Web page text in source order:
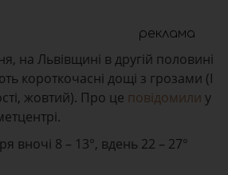
реклама
на Львівщині в другій половині
короткочасні дощі з грозами (І
жовтий). Про це повідомили у
вночі 8 – 13°, вдень 22 – 27°